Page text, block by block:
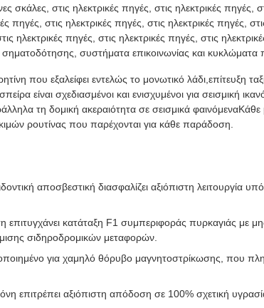
στις ηλεκτρικές πηγές, στις ηλεκτρικές πηγές,
πηγές, στις ηλεκτρικές πηγές, στις ηλεκτρικές πηγές,
ηλεκτρικές πηγές, στις ηλεκτρικές πηγές, στις
σηματοδότησης, συστήματα επικοινωνίας και κυκλώματα
που εξαλείφει εντελώς το μονωτικό λάδι,επίτευξη
είναι σχεδιασμένοι και ενισχυμένοι για σεισμική
τη δομική ακεραιότητα σε σεισμικά
ρουτίνας που παρέχονται για κάθε παράδοση.
αποσβεστική διασφαλίζει αξιόπιστη λειτουργία
κατάταξη F1 συμπεριφοράς πυρκαγιάς με
σιδηροδρομικών μεταφορών.
για χαμηλό θόρυβο μαγνητοστρίκωσης, που
επιτρέπει αξιόπιστη απόδοση σε 100% σχετική